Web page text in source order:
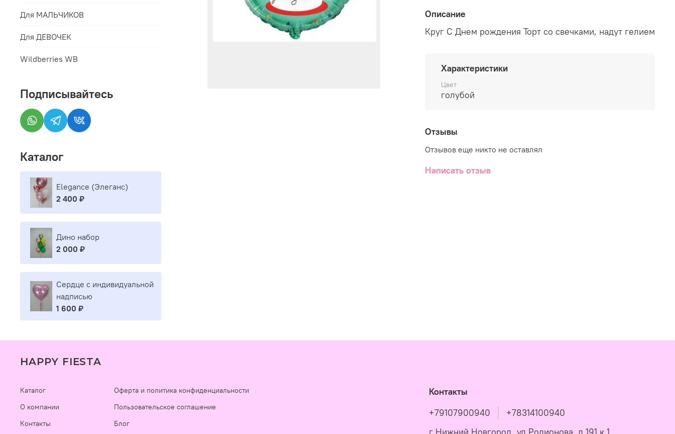
Описание
Круг С Днем рождения Торт со свечками, надут гелием
Характеристики
Цвет
голубой
Отзывы
Отзывов еще никто не оставлял
Написать отзыв
Для МАЛЬЧИКОВ
Для ДЕВОЧЕК
Wildberries WB
Подписывайтесь
Каталог
Elegance (Элеганс)
2 400 ₽
Дино набор
2 000 ₽
Сердце с индивидуальной
надписью
1 600 ₽
HAPPY FIESTA
Каталог
О компании
Контакты
Оферта и политика конфиденциальности
Пользовательское соглашение
Блог
Контакты
+79107900940
+78314100940